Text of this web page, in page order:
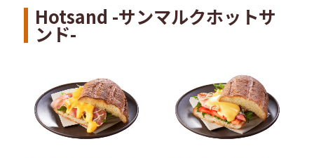
Hotsand -サンマルクホットサ
ンド-